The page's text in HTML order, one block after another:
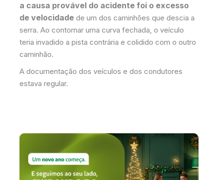
a causa provável do acidente foi o excesso
de velocidade de um dos caminhões que descia a
serra. Ao contornar uma curva fechada, o veículo
teria invadido a pista contrária e colidido com o outro
caminhão.
A documentação dos veículos e dos condutores
estava regular.